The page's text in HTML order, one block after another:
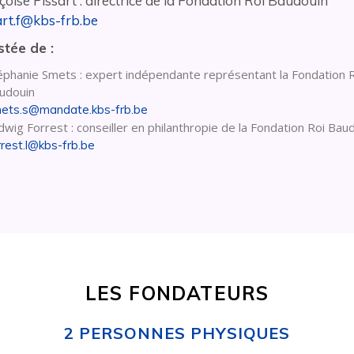
frb.be
de :
Smets : expert indépendante représentant la Fondation
frb.be
Forrest : conseiller en philanthropie de la Fondation Roi
frb.be
LES FONDATEURS
2 PERSONNES PHYSIQUES